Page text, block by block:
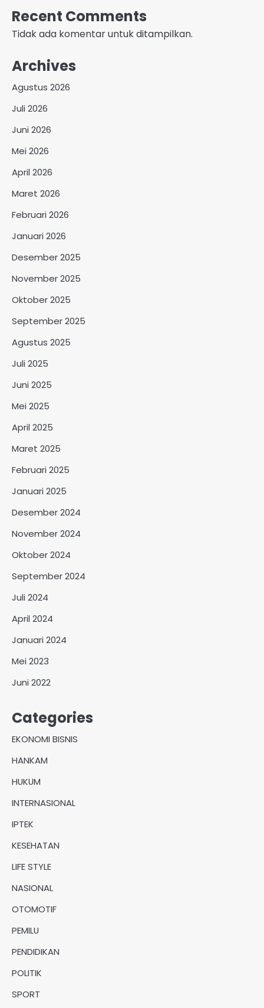
Recent Comments
Tidak ada komentar untuk ditampilkan.
Archives
Agustus 2026
Juli 2026
Juni 2026
Mei 2026
April 2026
Maret 2026
Februari 2026
Januari 2026
Desember 2025
November 2025
Oktober 2025
September 2025
Agustus 2025
Juli 2025
Juni 2025
Mei 2025
April 2025
Maret 2025
Februari 2025
Januari 2025
Desember 2024
November 2024
Oktober 2024
September 2024
Juli 2024
April 2024
Januari 2024
Mei 2023
Juni 2022
Categories
EKONOMI BISNIS
HANKAM
HUKUM
INTERNASIONAL
IPTEK
KESEHATAN
LIFE STYLE
NASIONAL
OTOMOTIF
PEMILU
PENDIDIKAN
POLITIK
SPORT